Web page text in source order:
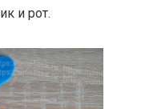
и рот.